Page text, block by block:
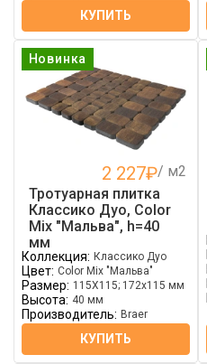
КУПИТЬ
Новинка
2 227₽/ м2
Тротуарная плитка
Классико Дуо, Color
Mix "Мальва", h=40
мм
Коллекция: Классико Дуо
Цвет: Color Mix "Мальва"
Размер: 115Х115; 172х115 мм
Высота: 40 мм
Производитель: Braer
КУПИТЬ